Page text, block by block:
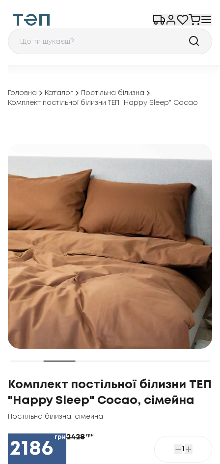
Головна Каталог
Постільна білизна
Комплект постільної білизни ТЕП "Happy Sleep" Cосао
Комплект постільної білизни ТЕП
"Happy Sleep" Cосао, сімейна
Постільна білизна сімейна
2186
грн2428 грн
1